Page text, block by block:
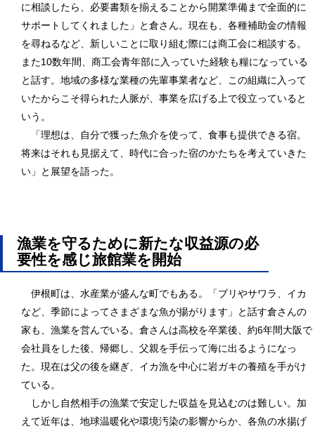
に相談したら、必要書類を揃えることから開業準備まで全面的に
サポートしてくれました」と倉さん。現在も、各種補助金の情報
を尋ねるなど、新しいことに取り組む際には商工会に相談する。
また10数年間、商工会青年部に入っていた経験も糧になっている
と話す。地域の多様な業種の先輩事業者など、この組織に入って
いたからこそ得られた人脈が、事業を広げる上で役立っていると
いう。
「理想は、自分で獲った魚介を使って、食事も提供できる宿。
将来はそれも見据えて、時代に合った宿のかたちを考えていきた
い」と展望を語った。
漁業を守るために新たな収益源の必
要性を感じ旅館業を開始
伊根町は、水産業が盛んな町でもある。「ブリやサワラ、イカ
など、季節によってさまざまな魚が揚がります」と話す倉さんの
家も、漁業を営んでいる。倉さんは高校を卒業後、約6年間大阪で
会社員をした後、帰郷し、父親を手伝って海に出るようになっ
た。現在は父の後を継ぎ、イカ漁を中心に岩ガキの養殖を手がけ
ている。
しかし自然相手の漁業で安定した収益を見込むのは難しい。加
えて近年は、地球温暖化や環境汚染の影響からか、各魚の水揚げ